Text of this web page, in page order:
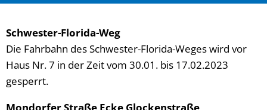
Schwester-Florida-Weg
Die Fahrbahn des Schwester-Florida-Weges wird vor
Haus Nr. 7 in der Zeit vom 30.01. bis 17.02.2023
gesperrt.
Mondorfer Straße Ecke Glockenstraße